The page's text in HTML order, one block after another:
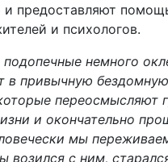
и предоставляют
и психологов.
немного
в привычную
переосмысляют
и окончательно
мы
возился с ним,